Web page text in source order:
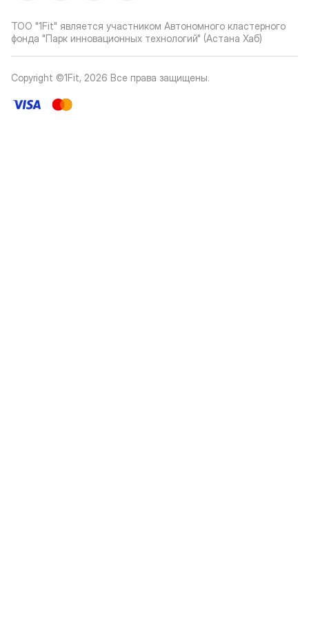
ТОО "1Fit" является участником Автономного кластерного
фонда "Парк инновационных технологий" (Астана Хаб)
Copyright ©1Fit, 2026 Все права защищены.